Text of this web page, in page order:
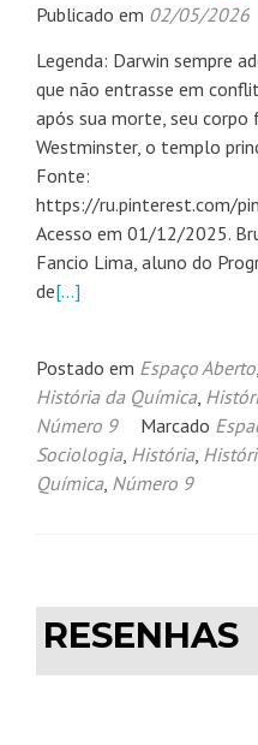
Publicado em 02/05/2026
Legenda: Darwin sempre
que não entrasse em
após sua morte, seu corpo
Westminster, o templo
Fonte:
https://ru.pinterest.com/
Acesso em 01/12/2025.
Fancio Lima, aluno do
de[…]
Postado em Espaço Aberto
História da Química,
Número 9
Marcado
Sociologia, História,
Química, Número 9
RESENHAS